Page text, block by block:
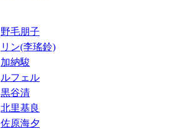
野毛朋子
リン(李瑤鈴)
加納駿
ルフェル
黒谷清
北里基良
佐原海夕